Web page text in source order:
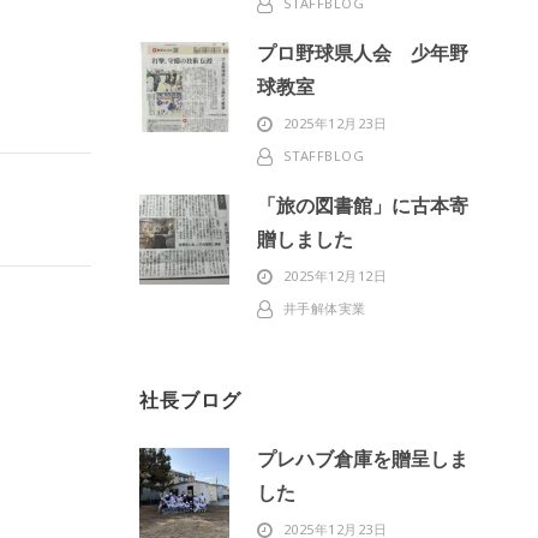
プロ野球県人会 少年野
球教室
2025年12月23日
STAFFBLOG
「旅の図書館」に古本寄
贈しました
2025年12月12日
井手解体実業
社長ブログ
プレハブ倉庫を贈呈しま
した
2025年12月23日